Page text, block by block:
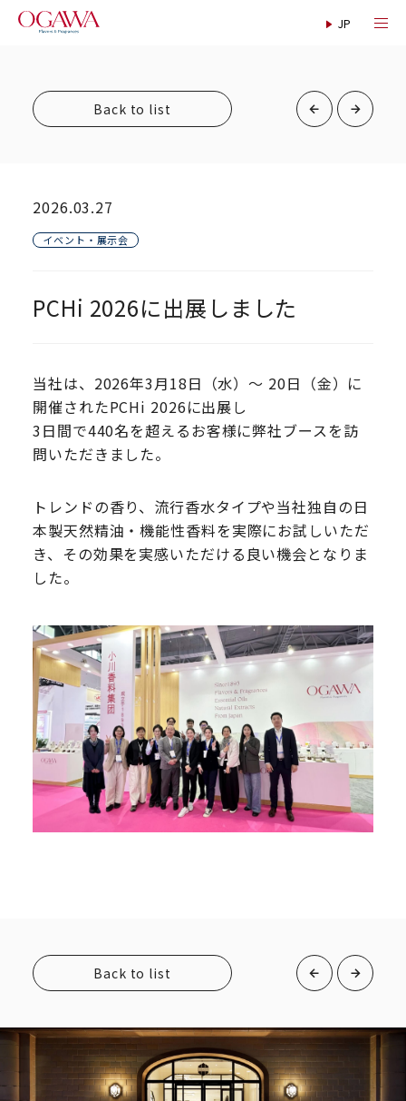
Back to list
2026.03.27
イベント・展示会
PCHi 2026に出展しました
当社は、2026年3月18日（水）～ 20日（金）に
開催されたPCHi 2026に出展し
3日間で440名を超えるお客様に弊社ブースを訪
問いただきました。
トレンドの香り、流行香水タイプや当社独自の日
本製天然精油・機能性香料を実際にお試しいただ
き、その効果を実感いただける良い機会となりま
した。
Back to list